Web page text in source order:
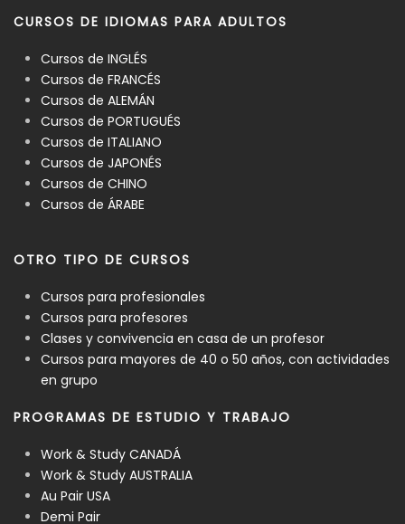
CURSOS DE IDIOMAS PARA ADULTOS
Cursos de INGLÉS
Cursos de FRANCÉS
Cursos de ALEMÁN
Cursos de PORTUGUÉS
Cursos de ITALIANO
Cursos de JAPONÉS
Cursos de CHINO
Cursos de ÁRABE
OTRO TIPO DE CURSOS
Cursos para profesionales
Cursos para profesores
Clases y convivencia en casa de un profesor
Cursos para mayores de 40 o 50 años, con actividades
en grupo
PROGRAMAS DE ESTUDIO Y TRABAJO
Work & Study CANADÁ
Work & Study AUSTRALIA
Au Pair USA
Demi Pair